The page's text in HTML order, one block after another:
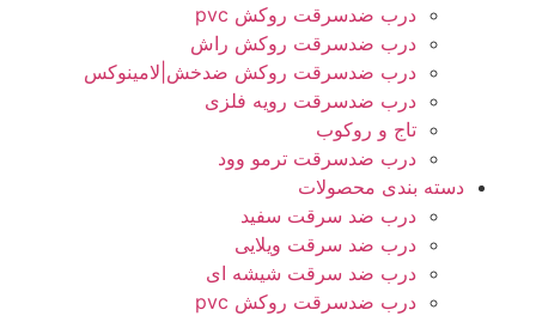
درب ضدسرقت روکش pvc
درب ضدسرقت روکش راش
درب ضدسرقت روکش ضدخش|لامینوکس
درب ضدسرقت رویه فلزی
تاج و روکوب
درب ضدسرقت ترمو وود
دسته بندی محصولات
درب ضد سرقت سفید
درب ضد سرقت ویلایی
درب ضد سرقت شیشه ای
درب ضدسرقت روکش pvc